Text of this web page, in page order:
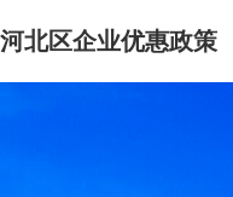
河北区企业优惠政策